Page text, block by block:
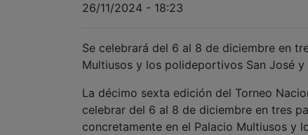
26/11/2024 - 18:23
Se celebrará del 6 al 8 de diciembre en
Multiusos y los polideportivos San José
La décimo sexta edición del Torneo
celebrar del 6 al 8 de diciembre en tres
concretamente en el Palacio Multiusos y